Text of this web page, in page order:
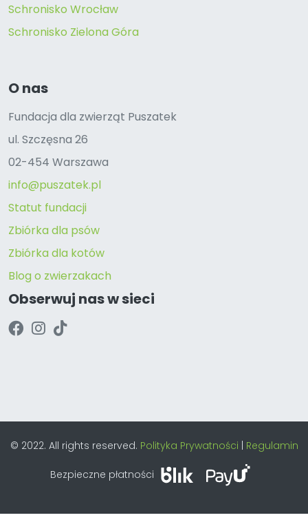
Schronisko Wrocław
Schronisko Zielona Góra
O nas
Fundacja dla zwierząt Puszatek
ul. Szczęsna 26
02-454 Warszawa
info@puszatek.pl
Statut fundacji
Zbiórka dla psów
Zbiórka dla kotów
Blog o zwierzakach
Obserwuj nas w sieci
© 2022. All rights reserved. Polityka Prywatności | Regulamin
Bezpieczne płatności